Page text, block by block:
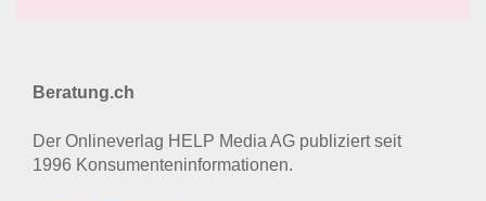
Beratung.ch
Der Onlineverlag HELP Media AG publiziert seit
1996 Konsumenten­informationen.